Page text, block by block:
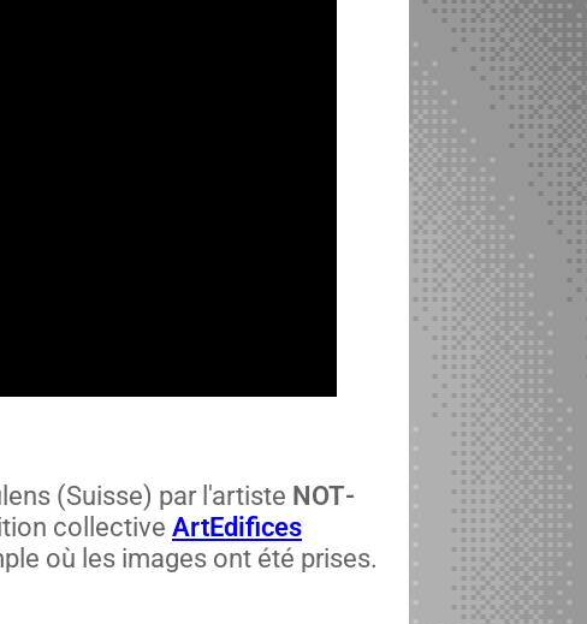
(Suisse) par l'artiste NOT­
col­lec­tive ArtE­d­i­fices
où les images ont été pris­es.